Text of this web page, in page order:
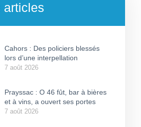
articles
Cahors : Des policiers blessés
lors d’une interpellation
7 août 2026
Prayssac : O 46 fût, bar à bières
et à vins, a ouvert ses portes
7 août 2026